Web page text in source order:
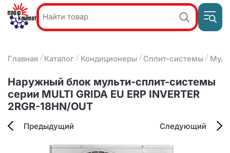
Акции и
О компании
Наши услуги
Оплата и доставка
Контакты
8
25-
93-63
Главная Каталог Кондиционеры Сплит-системы
Наружный блок мульти-сплит-системы
серии MULTI GRIDA EU ERP INVERTER
2RGR-18HN/OUT
Предыдущий Следующий